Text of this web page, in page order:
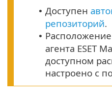
• Доступен
репозиторий.
•
агента ESET
доступном
настроено с